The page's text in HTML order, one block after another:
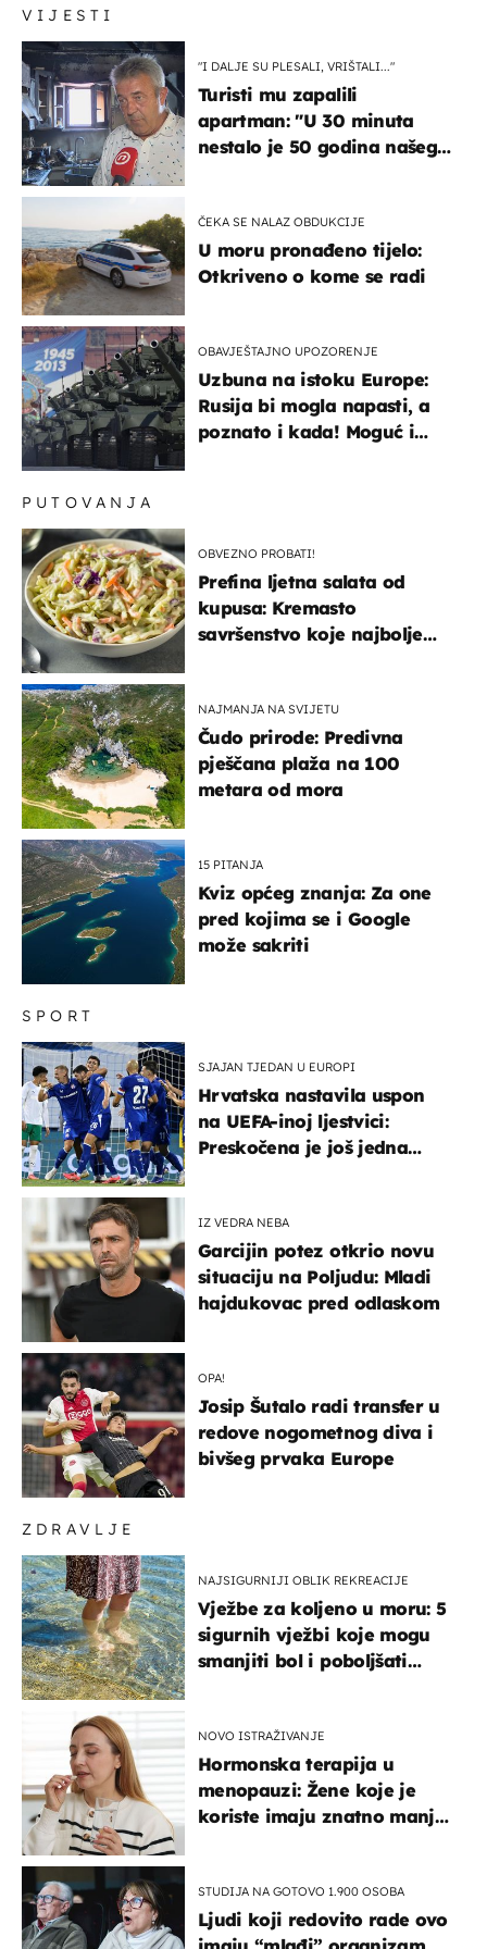
VIJESTI
"I DALJE SU PLESALI, VRIŠTALI..."
Turisti mu zapalili
apartman: "U 30 minuta
nestalo je 50 godina našeg
ČEKA SE NALAZ OBDUKCIJE
U moru pronađeno tijelo:
Otkriveno o kome se radi
OBAVJEŠTAJNO UPOZORENJE
Uzbuna na istoku Europe:
Rusija bi mogla napasti, a
poznato i kada! Moguć i
ZDRAVLJE
NAJSIGURNIJI OBLIK REKREACIJE
Vježbe za koljeno u moru: 5
sigurnih vježbi koje mogu
smanjiti bol i poboljšati
NOVO ISTRAŽIVANJE
Hormonska terapija u
menopauzi: Žene koje je
koriste imaju znatno manji
STUDIJA NA GOTOVO 1.900 OSOBA
Ljudi koji redovito rade ovo
SPORT
SJAJAN TJEDAN U EUROPI
Hrvatska nastavila uspon
na UEFA-inoj ljestvici:
Preskočena je još jedna
IZ VEDRA NEBA
Garcijin potez otkrio novu
situaciju na Poljudu: Mladi
hajdukovac pred odlaskom
OPA!
Josip Šutalo radi transfer u
redove nogometnog diva i
bivšeg prvaka Europe
PUTOVANJA
OBVEZNO PROBATI!
Prefina ljetna salata od
kupusa: Kremasto
savršenstvo koje najbolje
NAJMANJA NA SVIJETU
Čudo prirode: Predivna
pješčana plaža na 100
metara od mora
15 PITANJA
Kviz općeg znanja: Za one
pred kojima se i Google
može sakriti